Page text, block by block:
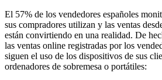
El 57% de los vendedores españoles
sus compradores utilizan y las ventas
están convirtiendo en una realidad. De
las ventas online registradas por los
siguen el uso de los dispositivos de sus
ordenadores de sobremesa o portátiles: